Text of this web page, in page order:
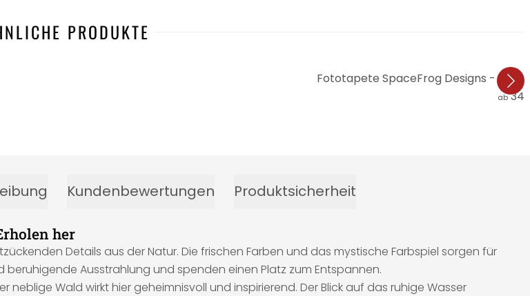
PRODUKTE
Fototapete SpaceFrog Designs - In
ab
Kundenbewertungen Produktsicherheit
her
Details aus der Natur. Die frischen Farben und das mystische Farbspiel sorgen für
Ausstrahlung und spenden einen Platz zum Entspannen.
Wald wirkt hier geheimnisvoll und inspirierend. Der Blick auf das ruhige Wasser